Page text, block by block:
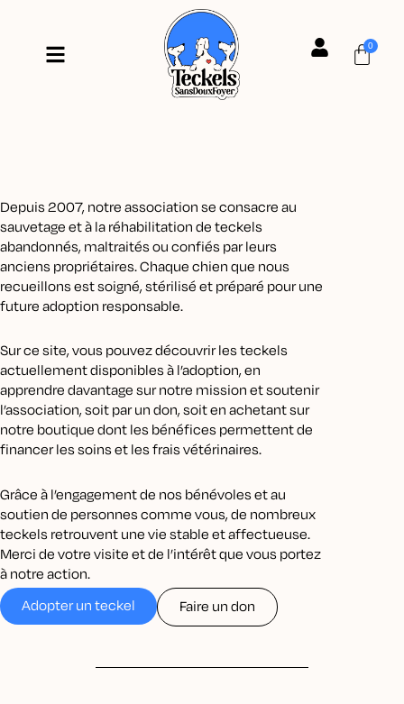
0
Cart
Depuis 2007, notre association se consacre au
sauvetage et à la réhabilitation de teckels
abandonnés, maltraités ou confiés par leurs
anciens propriétaires. Chaque chien que nous
recueillons est soigné, stérilisé et préparé pour une
future adoption responsable.
Sur ce site, vous pouvez découvrir les teckels
actuellement disponibles à l’adoption, en
apprendre davantage sur notre mission et soutenir
l’association, soit par un don, soit en achetant sur
notre boutique dont les bénéfices permettent de
financer les soins et les frais vétérinaires.
Grâce à l’engagement de nos bénévoles et au
soutien de personnes comme vous, de nombreux
teckels retrouvent une vie stable et affectueuse.
Merci de votre visite et de l’intérêt que vous portez
à notre action.
Adopter un teckel
Faire un don